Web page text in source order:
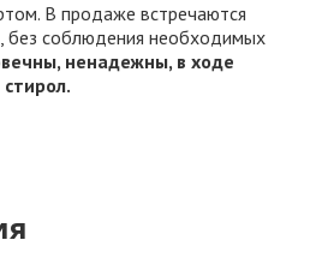
В продаже встречаются
без соблюдения необходимых
ненадежны, в ходе